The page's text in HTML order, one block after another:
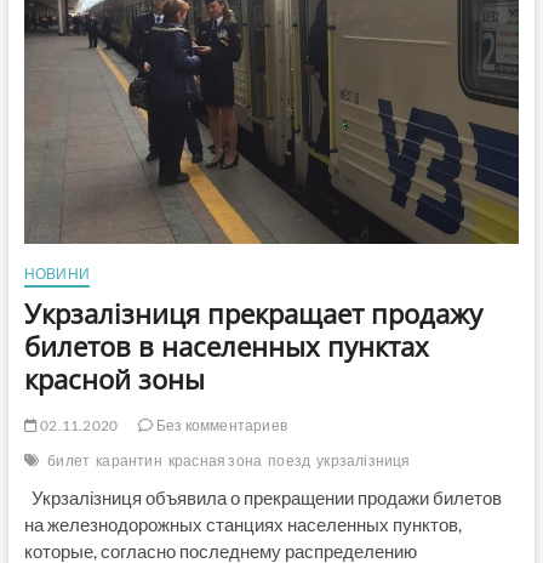
НОВИНИ
Укрзалізниця прекращает продажу
билетов в населенных пунктах
красной зоны
02.11.2020
Без комментариев
билет карантин красная зона поезд укрзалізниця
Укрзалізниця объявила о прекращении продажи билетов
на железнодорожных станциях населенных пунктов,
которые, согласно последнему распределению